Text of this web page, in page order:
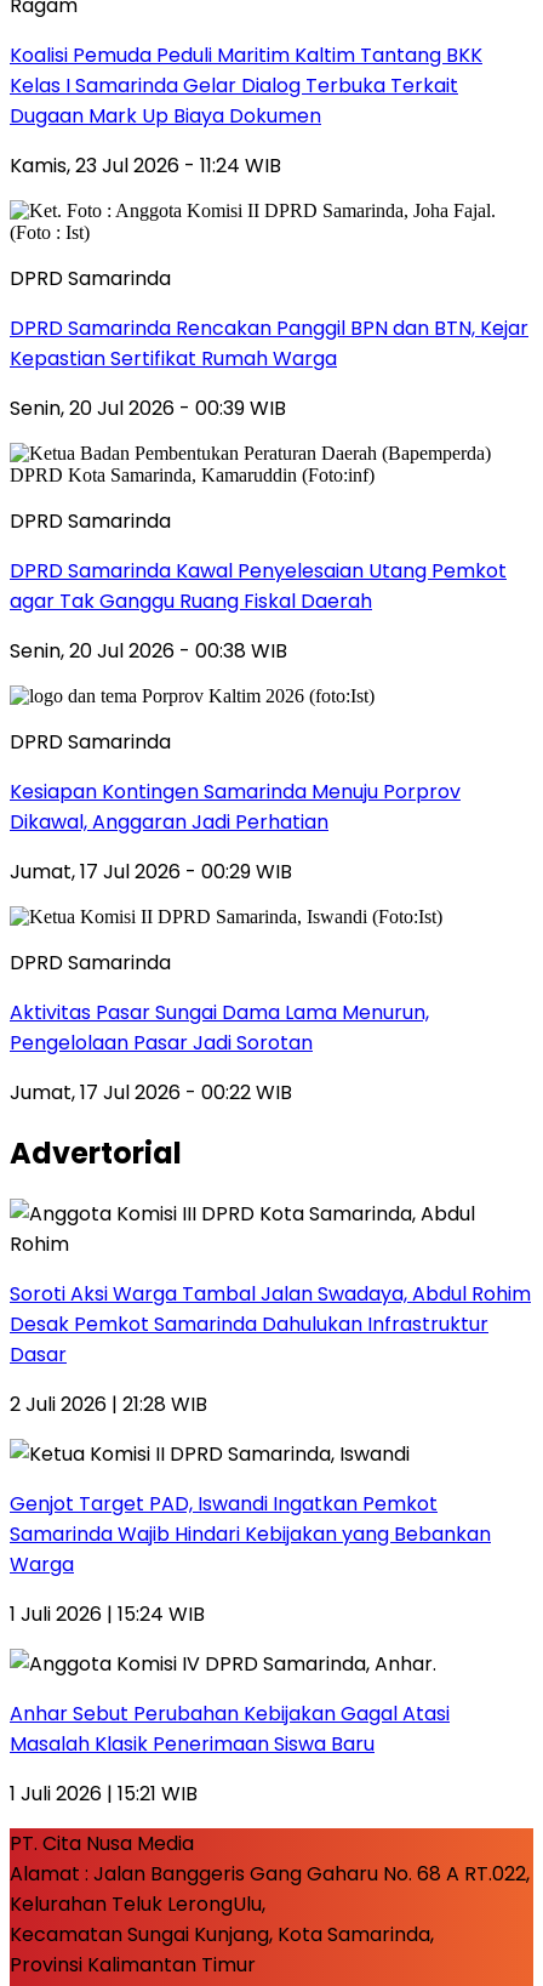
Koalisi Pemuda Peduli Maritim Kaltim Tantang BKK
Kelas I Samarinda Gelar Dialog Terbuka Terkait
Dugaan Mark Up Biaya Dokumen
Kamis, 23 Jul 2026 - 11:24 WIB
DPRD Samarinda
DPRD Samarinda Rencakan Panggil BPN dan BTN, Kejar
Kepastian Sertifikat Rumah Warga
Senin, 20 Jul 2026 - 00:39 WIB
DPRD Samarinda
DPRD Samarinda Kawal Penyelesaian Utang Pemkot
agar Tak Ganggu Ruang Fiskal Daerah
Senin, 20 Jul 2026 - 00:38 WIB
DPRD Samarinda
Kesiapan Kontingen Samarinda Menuju Porprov
Dikawal, Anggaran Jadi Perhatian
Jumat, 17 Jul 2026 - 00:29 WIB
DPRD Samarinda
Aktivitas Pasar Sungai Dama Lama Menurun,
Pengelolaan Pasar Jadi Sorotan
Jumat, 17 Jul 2026 - 00:22 WIB
Advertorial
Soroti Aksi Warga Tambal Jalan Swadaya, Abdul Rohim
Desak Pemkot Samarinda Dahulukan Infrastruktur
Dasar
2 Juli 2026 | 21:28 WIB
Genjot Target PAD, Iswandi Ingatkan Pemkot
Samarinda Wajib Hindari Kebijakan yang Bebankan
Warga
1 Juli 2026 | 15:24 WIB
Anhar Sebut Perubahan Kebijakan Gagal Atasi
Masalah Klasik Penerimaan Siswa Baru
1 Juli 2026 | 15:21 WIB
PT. Cita Nusa Media
Alamat : Jalan Banggeris Gang Gaharu No. 68 A RT.022,
Kelurahan Teluk LerongUlu,
Kecamatan Sungai Kunjang, Kota Samarinda,
Provinsi Kalimantan Timur